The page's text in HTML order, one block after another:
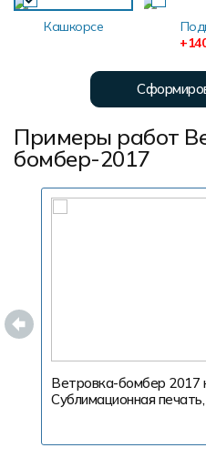
Кашкорсе
Примеры работ
бомбер-2017
Ветровка-бомбер 2017
Сублимационная